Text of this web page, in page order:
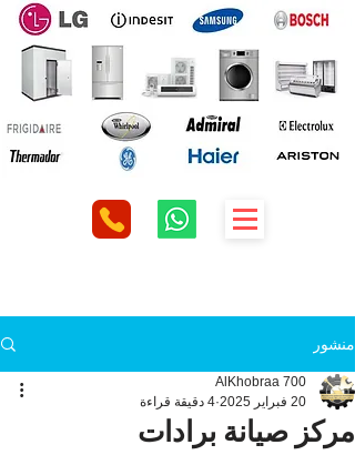
منشور
مركز صيانة برادات
AlKhobraa 700
20 فبراير 2025
4 دقيقة قراءة